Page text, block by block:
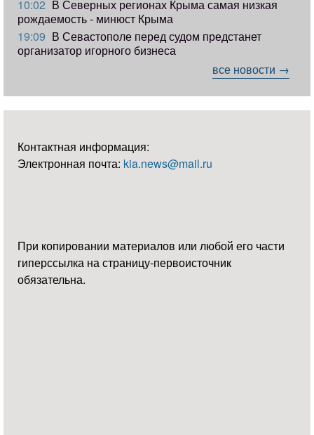
10:02 В Северных регионах Крыма самая низкая
рождаемость - минюст Крыма
19:09 В Севастополе перед судом предстанет
организатор игорного бизнеса
все новости →
Контактная информация:
Электронная почта: kia.news@mail.ru
При копировании материалов или любой его части
гиперссылка на страницу-первоисточник
обязательна.